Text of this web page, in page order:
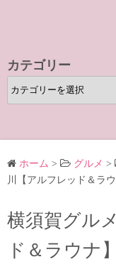
カテゴリー
カ
テ
リ
ー ホーム > グルメ >
川【アルフレッド＆ラウ
横須賀グル
ド＆ラウナ】